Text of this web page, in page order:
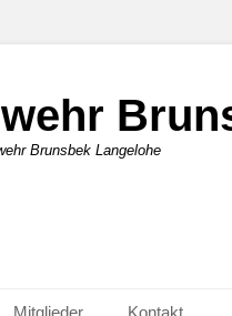
Brunsbek Langelohe
Mitglieder Kontakt